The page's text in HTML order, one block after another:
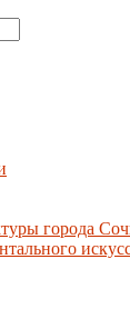
города